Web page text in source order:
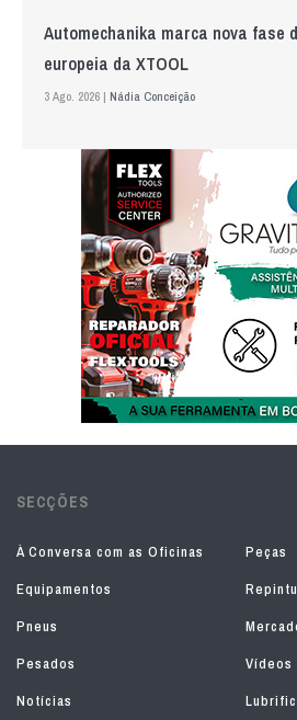
Automechanika marca nova fase
europeia da XTOOL
3 Ago. 2026 | Nádia Conceição
SECÇÕES
À Conversa com as Oficinas
Peças
Equipamentos
Pneus
Pesados
Vídeos
Notícias